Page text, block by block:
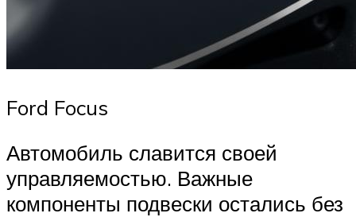
Ford Focus
Автомобиль славится своей
управляемостью. Важные
компоненты подвески остались без